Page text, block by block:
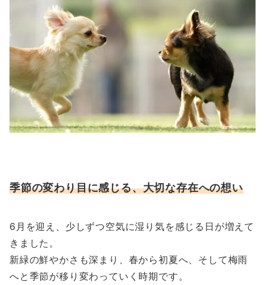
季節の変わり目に感じる、大切な存在への想い
6月を迎え、少しずつ空気に湿り気を感じる日が増えて
きました。
新緑の鮮やかさも深まり、春から初夏へ、そして梅雨
へと季節が移り変わっていく時期です。